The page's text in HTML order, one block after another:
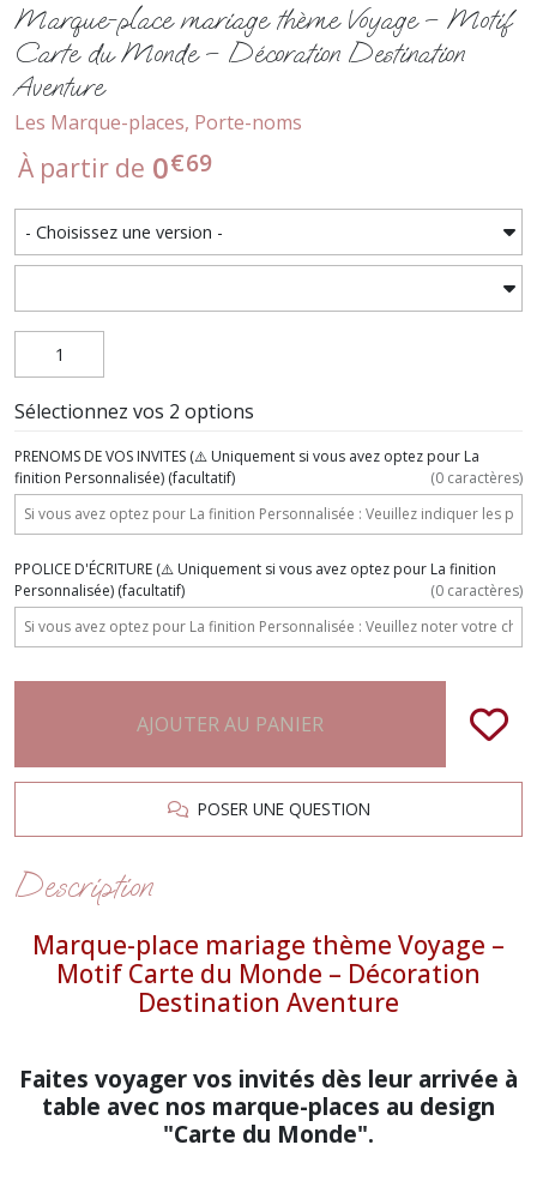
Marque-place mariage thème Voyage – Motif
Carte du Monde – Décoration Destination
Aventure
Les Marque-places, Porte-noms
À partir de 0€69
Sélectionnez vos 2 options
PRENOMS DE VOS INVITES (⚠️ Uniquement si vous avez optez pour La
finition Personnalisée) (facultatif) (0 caractères)
PPOLICE D'ÉCRITURE (⚠️ Uniquement si vous avez optez pour La finition
Personnalisée) (facultatif) (0 caractères)
AJOUTER AU PANIER
POSER UNE QUESTION
Description
Marque-place mariage thème Voyage –
Motif Carte du Monde – Décoration
Destination Aventure
Faites voyager vos invités dès leur arrivée à
table avec nos marque-places au design
"Carte du Monde".